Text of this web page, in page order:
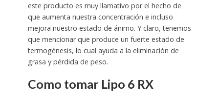
este producto es muy llamativo por el hecho de
que aumenta nuestra concentración e incluso
mejora nuestro estado de ánimo. Y claro, tenemos
que mencionar que produce un fuerte estado de
termogénesis, lo cual ayuda a la eliminación de
grasa y pérdida de peso.
Como tomar Lipo 6 RX